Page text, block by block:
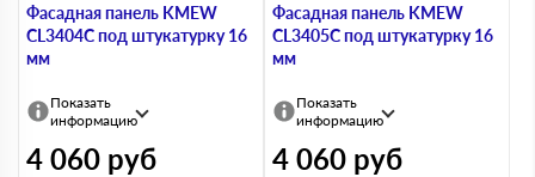
Фасадная панель KMEW
CL3404C под штукатурку 16
мм
Показать
информацию
4 060 руб
Фасадная панель KMEW
CL3405C под штукатурку 16
мм
Показать
информацию
4 060 руб